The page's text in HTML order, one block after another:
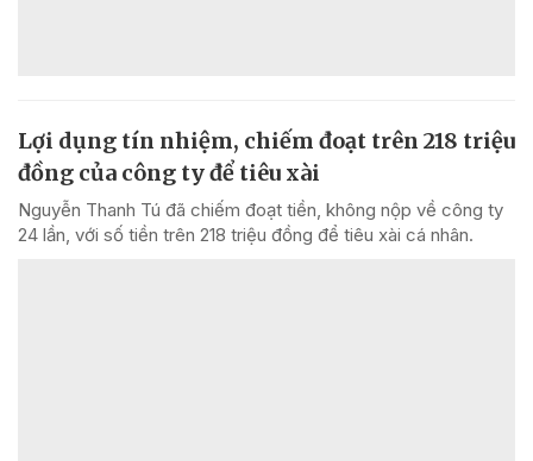
Lợi dụng tín nhiệm, chiếm đoạt trên 218 triệu
đồng của công ty để tiêu xài
Nguyễn Thanh Tú đã chiếm đoạt tiền, không nộp về công ty
24 lần, với số tiền trên 218 triệu đồng để tiêu xài cá nhân.